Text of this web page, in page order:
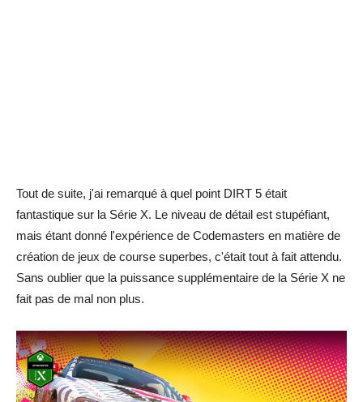
Tout de suite, j'ai remarqué à quel point DIRT 5 était
fantastique sur la Série X. Le niveau de détail est stupéfiant,
mais étant donné l'expérience de Codemasters en matière de
création de jeux de course superbes, c'était tout à fait attendu.
Sans oublier que la puissance supplémentaire de la Série X ne
fait pas de mal non plus.